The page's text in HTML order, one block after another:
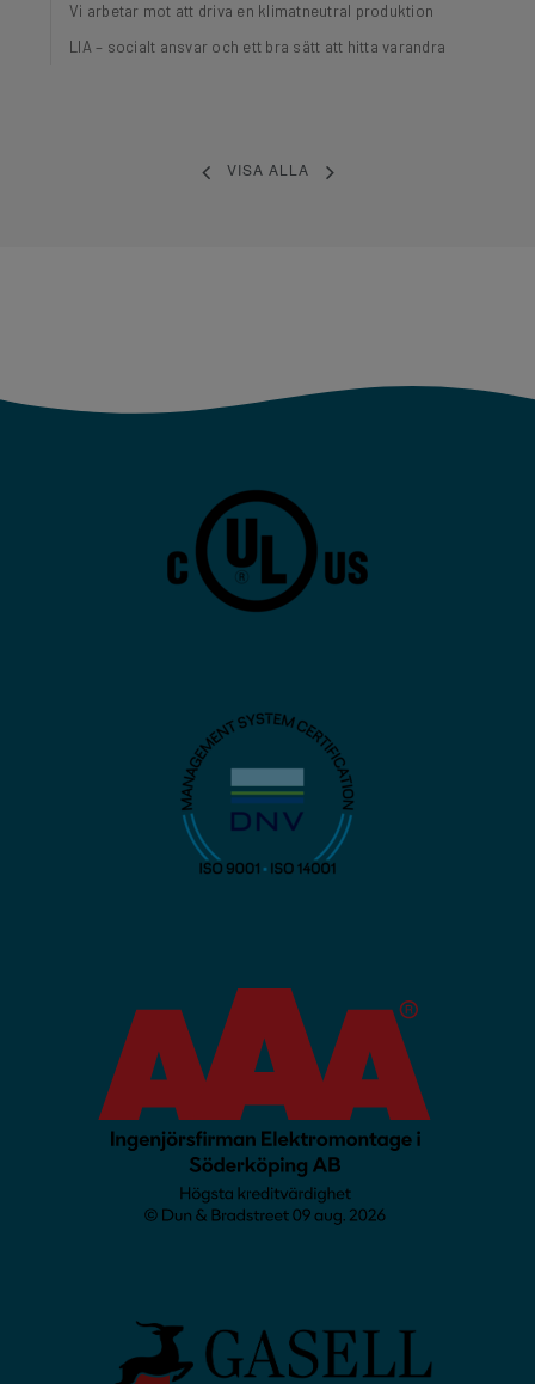
Vi arbetar mot att driva en klimatneutral produktion
LIA – socialt ansvar och ett bra sätt att hitta varandra
VISA ALLA